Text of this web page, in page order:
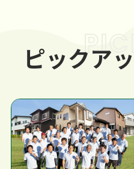
ピックア